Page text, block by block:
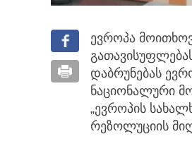
ევროპა
დაბრუნებას
ნაციონალური
„ევროპის
რეზოლუციის